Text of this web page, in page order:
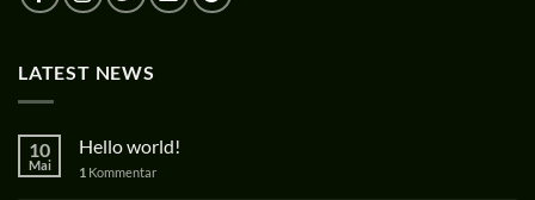
LATEST NEWS
10
Mai
Hello world!
1 Kommentar